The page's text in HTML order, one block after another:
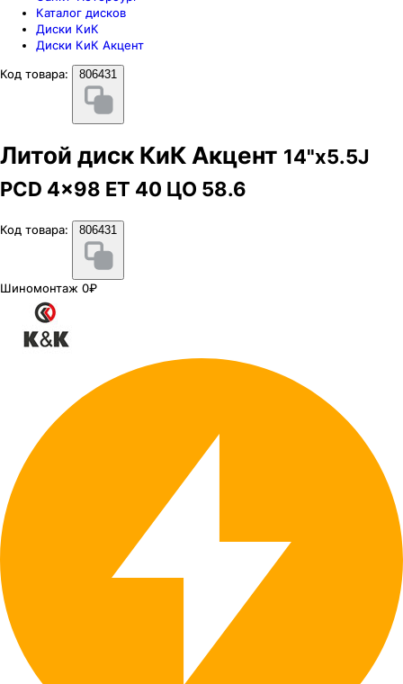
Каталог дисков
Диски КиК
Диски КиК Акцент
Код товара:
806431
Литой диск КиК Акцент 14"x5.5J
PCD 4x98 ЕТ 40 ЦО 58.6
Код товара: 806431
Шиномонтаж 0₽